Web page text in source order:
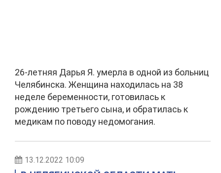
26-летняя Дарья Я. умерла в одной из больниц
Челябинска. Женщина находилась на 38
неделе беременности, готовилась к
рождению третьего сына, и обратилась к
медикам по поводу недомогания.
13.12.2022 10:09